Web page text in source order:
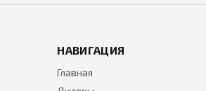
НАВИГАЦИЯ
Главная